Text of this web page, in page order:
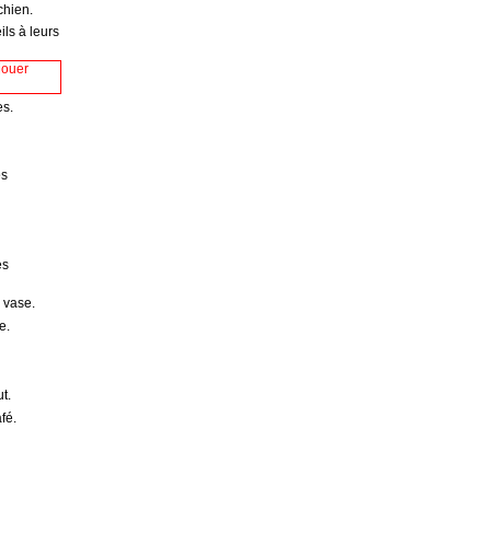
à leurs
vase.